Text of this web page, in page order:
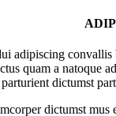
adipiscing convallis
quam a natoque
dictumst
dictumst mus